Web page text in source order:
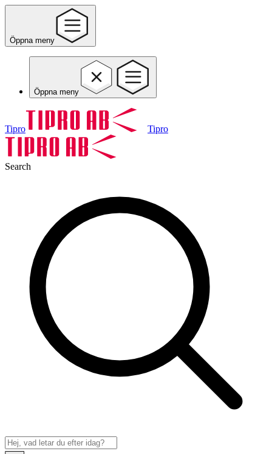
Öppna meny
Öppna meny
Tipro Tipro
Search